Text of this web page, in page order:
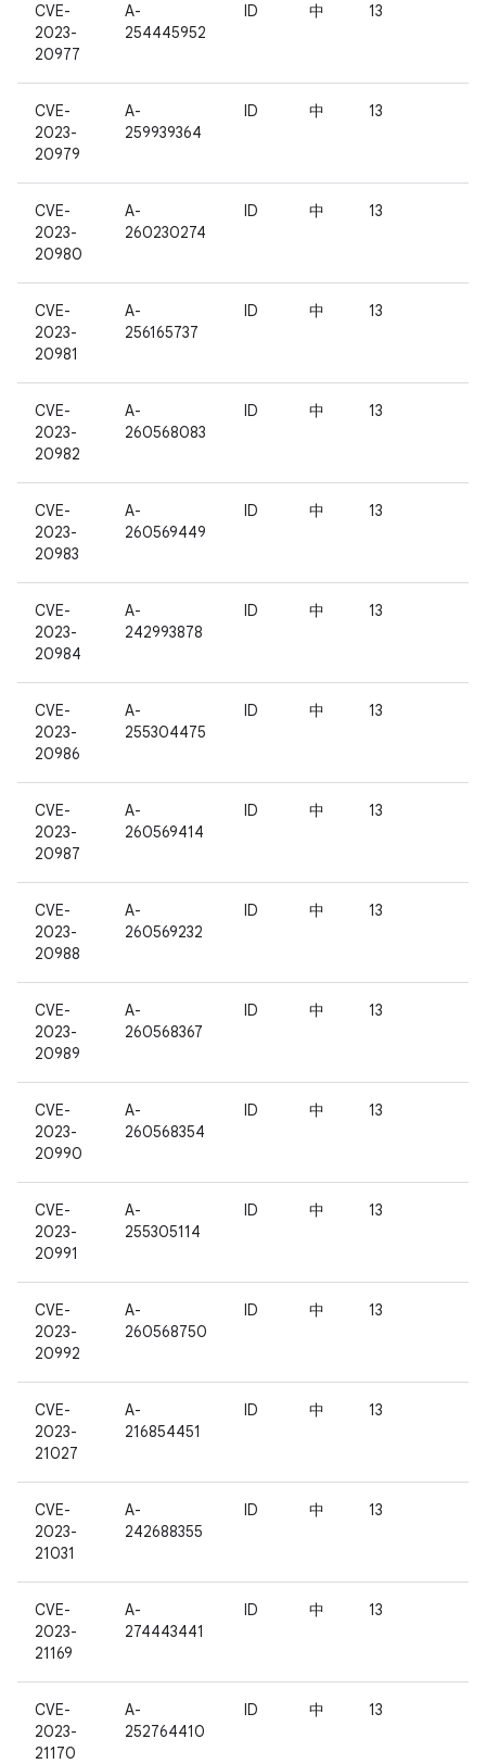
CVE-
2023-
20977
A-
254445952
ID 中 13
CVE-
2023-
20979
A-
259939364
ID 中 13
CVE-
2023-
20980
A-
260230274
ID 中 13
CVE-
2023-
20981
A-
256165737
ID 中 13
CVE-
2023-
20982
A-
260568083
ID 中 13
CVE-
2023-
20983
A-
260569449
ID 中 13
CVE-
2023-
20984
A-
242993878
ID 中 13
CVE-
2023-
20986
A-
255304475
ID 中 13
CVE-
2023-
20987
A-
260569414
ID 中 13
CVE-
2023-
20988
A-
260569232
ID 中 13
CVE-
2023-
20989
A-
260568367
ID 中 13
CVE-
2023-
20990
A-
260568354
ID 中 13
CVE-
2023-
20991
A-
255305114
ID 中 13
CVE-
2023-
20992
A-
260568750
ID 中 13
CVE-
2023-
21027
A-
216854451
ID 中 13
CVE-
2023-
21031
A-
242688355
ID 中 13
CVE-
2023-
21169
A-
274443441
ID 中 13
CVE-
2023-
21170
A-
252764410
ID 中 13